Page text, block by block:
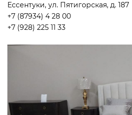
Ессентуки, ул. Пятигорская, д. 187
+7 (87934) 4 28 00
+7 (928) 225 11 33